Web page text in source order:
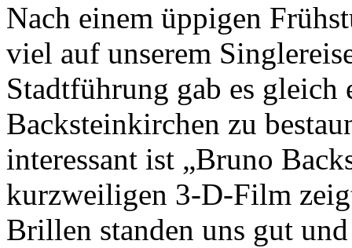
Nach einem üppigen
viel auf unserem
Stadtführung gab es
Backsteinkirchen zu
interessant ist „Bruno
kurzweiligen 3-D-Film
Brillen standen uns gut